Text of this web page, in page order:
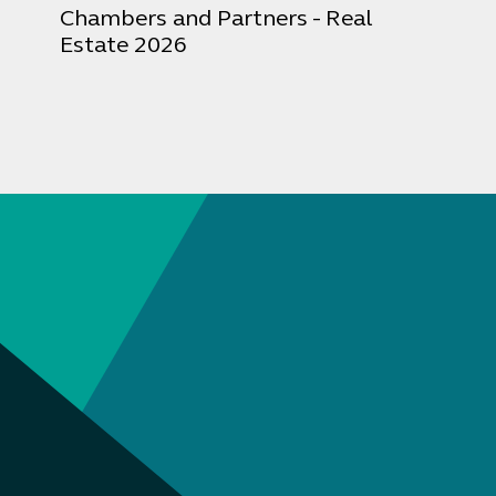
Chambers and Partners - Real
Estate 2026